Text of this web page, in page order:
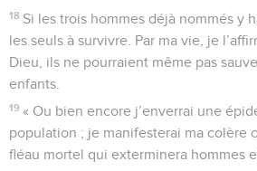
18 Si les trois hommes déjà nommés y
les seuls à survivre. Par ma vie, je
Dieu, ils ne pourraient même pas
enfants.
19 « Ou bien encore j’enverrai une
population ; je manifesterai ma colère
fléau mortel qui exterminera hommes